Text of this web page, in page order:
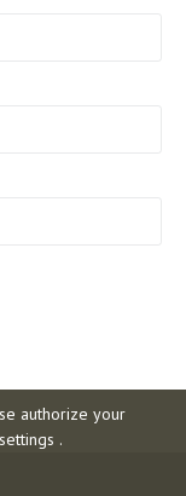
authorize your
.